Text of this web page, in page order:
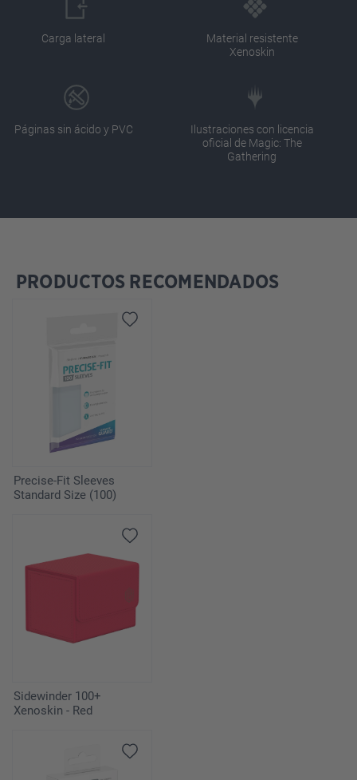
Carga lateral
Material resistente
Xenoskin
Páginas sin ácido y PVC
Ilustraciones con licencia
oficial de Magic: The
Gathering
Omitir la galería de productos
PRODUCTOS RECOMENDADOS
Precise-Fit Sleeves
Standard Size (100)
Sidewinder 100+
Xenoskin - Red